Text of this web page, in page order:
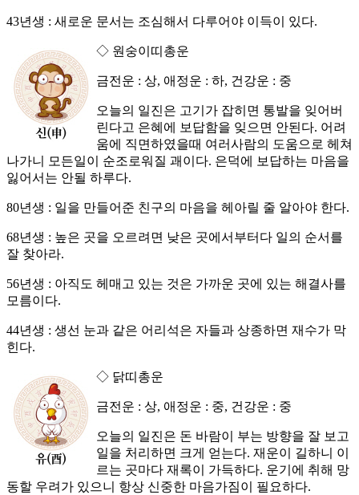
43년생 : 새로운 문서는 조심해서 다루어야 이득이 있다.
◇ 원숭이띠총운
금전운 : 상, 애정운 : 하, 건강운 : 중
오늘의 일진은 고기가 잡히면 통발을 잊어버
린다고 은혜에 보답함을 잊으면 안된다. 어려
움에 직면하였을때 여러사람의 도움으로 헤쳐
나가니 모든일이 순조로워질 괘이다. 은덕에 보답하는 마음을
잃어서는 안될 하루다.
80년생 : 일을 만들어준 친구의 마음을 헤아릴 줄 알아야 한다.
68년생 : 높은 곳을 오르려면 낮은 곳에서부터다 일의 순서를
잘 찾아라.
56년생 : 아직도 헤매고 있는 것은 가까운 곳에 있는 해결사를
모름이다.
44년생 : 생선 눈과 같은 어리석은 자들과 상종하면 재수가 막
힌다.
◇ 닭띠총운
금전운 : 상, 애정운 : 중, 건강운 : 중
오늘의 일진은 돈 바람이 부는 방향을 잘 보고
일을 처리하면 크게 얻는다. 재운이 길하니 이
르는 곳마다 재록이 가득하다. 운기에 취해 망
동할 우려가 있으니 항상 신중한 마음가짐이 필요하다.